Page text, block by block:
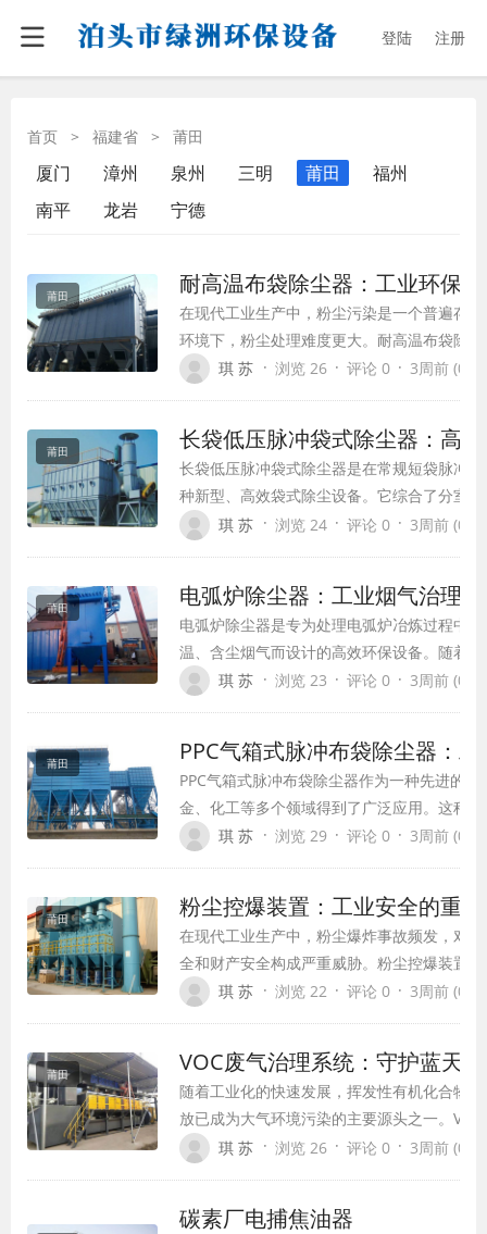
登陆 注册
首页 > 福建省 > 莆田
厦门 漳州 泉州 三明 莆田
福州
南平
龙岩 宁德
莆田 耐高温布袋除尘器：工业环保
在现代工业生产中，粉尘污染是一个普遍存
环境下，粉尘处理难度更大。耐高温布袋除
除尘设备，已在多个行业中得到广泛应用，
琪 苏 · 浏览 26 · 评论 0 · 3周前 (07-
莆田 长袋低压脉冲袋式除尘器：高
长袋低压脉冲袋式除尘器是在常规短袋脉冲
种新型、高效袋式除尘设备。它综合了分室
通过加长滤袋，充分发挥压缩空气强力喷吹
袋的使用寿命，成为现代工业粉尘治理的理
琪 苏 · 浏览 24 · 评论 0 · 3周前 (07-
莆田 电弧炉除尘器：工业烟气治理
电弧炉除尘器是专为处理电弧炉冶炼过程中
温、含尘烟气而设计的高效环保设备。随着
属等行业的快速发展，电弧炉冶炼工艺因其
现，有效解决了这一难题，成为现代工业烟
缺的关键设备。
琪 苏 · 浏览 23 · 评论 0 · 3周前 (07-
莆田 PPC气箱式脉冲布袋除尘器：
PPC气箱式脉冲布袋除尘器作为一种先进的
金、化工等多个领域得到了广泛应用。这种
各类袋式除尘器的优点，克服了传统除尘技
琪 苏 · 浏览 29 · 评论 0 · 3周前 (07-
莆田 粉尘控爆装置：工业安全的重
在现代工业生产中，粉尘爆炸事故频发，对
全和财产安全构成严重威胁。粉尘控爆装置
范粉尘爆炸的关键技术手段，在保障工业生
期为相关企业和从业人员提供参考。
琪 苏 · 浏览 22 · 评论 0 · 3周前 (07-
莆田 VOC废气治理系统：守护蓝天
随着工业化的快速发展，挥发性有机化合物
放已成为大气环境污染的主要源头之一。
化学反应形成PM2.5和臭氧等二次污染物，
琪 苏 · 浏览 26 · 评论 0 · 3周前 (07-
碳素厂电捕焦油器